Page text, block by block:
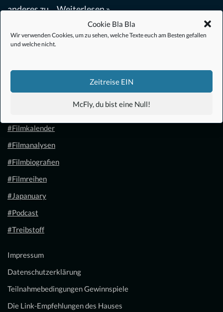
Cookie Bla Bla
Wir verwenden Cookies, um zu sehen, welche Texte euch am Besten gefallen
und welche nicht.
Zeitreise EIN
McFly, du bist eine Null!
anderes zu…Weiterlesen »
#Anime
#Filmkalender
#Filmanalysen
#Filmbiografien
#Filmreihen
#Japanuary
#Podcast
#Treibstoff
Impressum
Datenschutzerklärung
Teilnahmebedingungen Gewinnspiele
Die Link-Empfehlungen des Hauses